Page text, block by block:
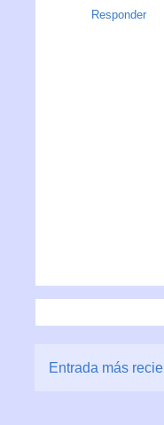
Responder
Entrada más